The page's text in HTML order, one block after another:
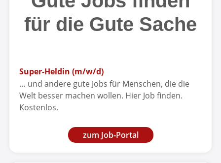
für die Gute Sache
Super-Heldin (m/w/d)
… und andere gute Jobs für Menschen, die die
Welt besser machen wollen. Hier Job finden.
Kostenlos.
zum Job-Portal